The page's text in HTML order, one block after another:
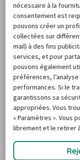
Les prix sont basés
12 prochains
CARTE
Agences à
Découvrez les
voitures à Cracovie
nécessaire à la
consentement est
pouvons créer un
collectées sur
mail) à des fins
services, et pour
pouvons également
préférences,
performances. Si le
garantissons sa
appropriées. Vous
« Paramètres ». Vous
librement et le retirer